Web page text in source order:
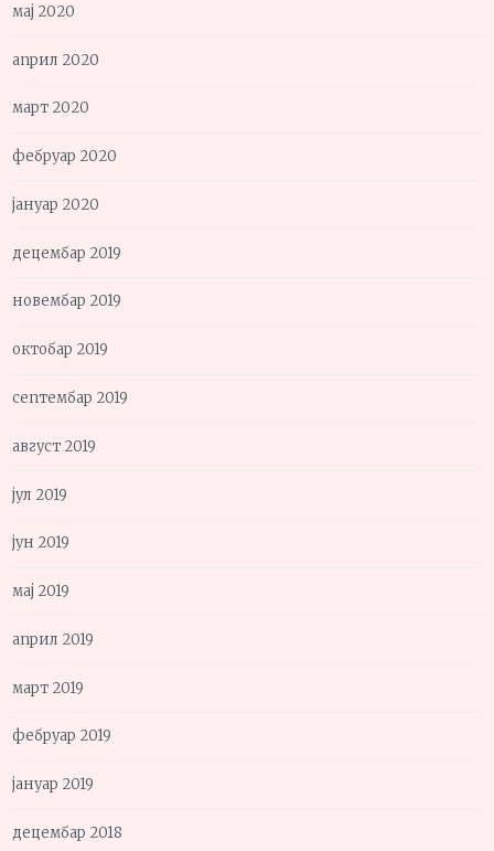
мај 2020
април 2020
март 2020
фебруар 2020
јануар 2020
децембар 2019
новембар 2019
октобар 2019
септембар 2019
август 2019
јул 2019
јун 2019
мај 2019
април 2019
март 2019
фебруар 2019
јануар 2019
децембар 2018